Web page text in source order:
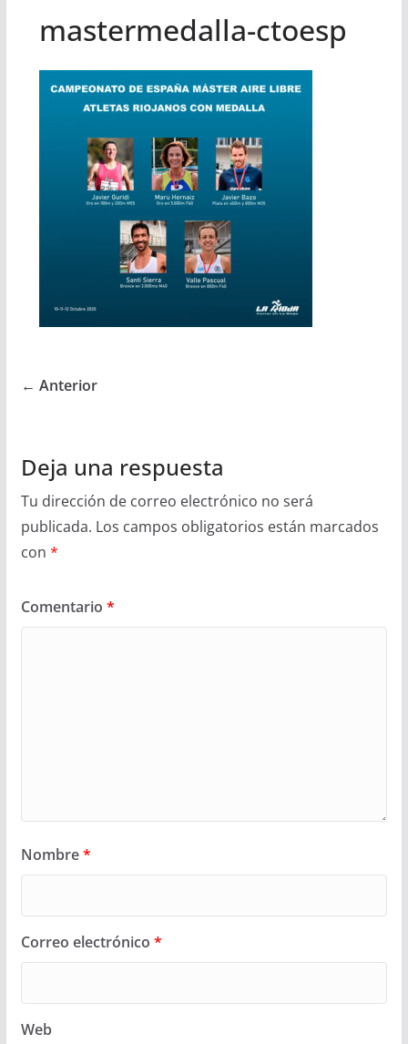
mastermedalla-ctoesp
← Anterior
Deja una respuesta
Tu dirección de correo electrónico no será
publicada. Los campos obligatorios están marcados
con *
Comentario *
Nombre*
Correo electrónico *
Web